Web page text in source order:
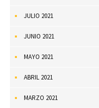
JULIO 2021
JUNIO 2021
MAYO 2021
ABRIL 2021
MARZO 2021